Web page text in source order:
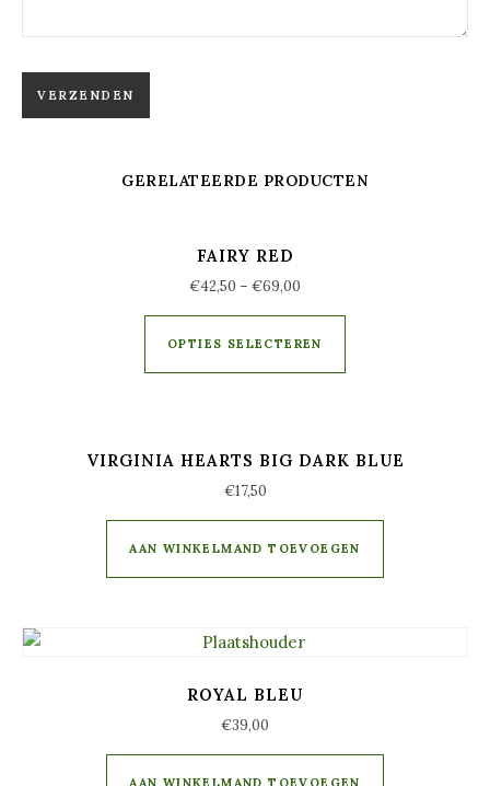
GERELATEERDE PRODUCTEN
FAIRY RED
€42,50 – €69,00
OPTIES SELECTEREN
VIRGINIA HEARTS BIG DARK BLUE
€17,50
AAN WINKELMAND TOEVOEGEN
ROYAL BLEU
€39,00
AAN WINKELMAND TOEVOEGEN